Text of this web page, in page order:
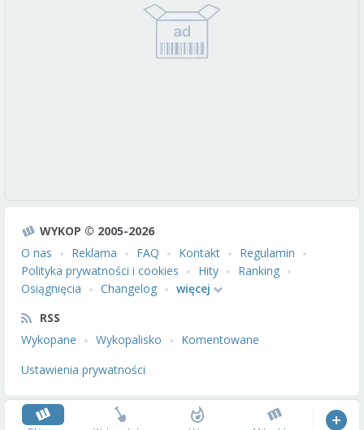
WYKOP © 2005-2026
O nas
Reklama FAQ Kontakt
Regulamin
Polityka prywatności i cookies
Hity
Ranking
Osiągnięcia
Changelog
więcej
RSS
Wykopane
Wykopalisko
Komentowane
Ustawienia prywatności